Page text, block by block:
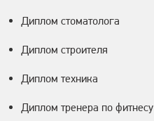
Диплом стоматолога
Диплом строителя
Диплом техника
Диплом тренера по фитнесу